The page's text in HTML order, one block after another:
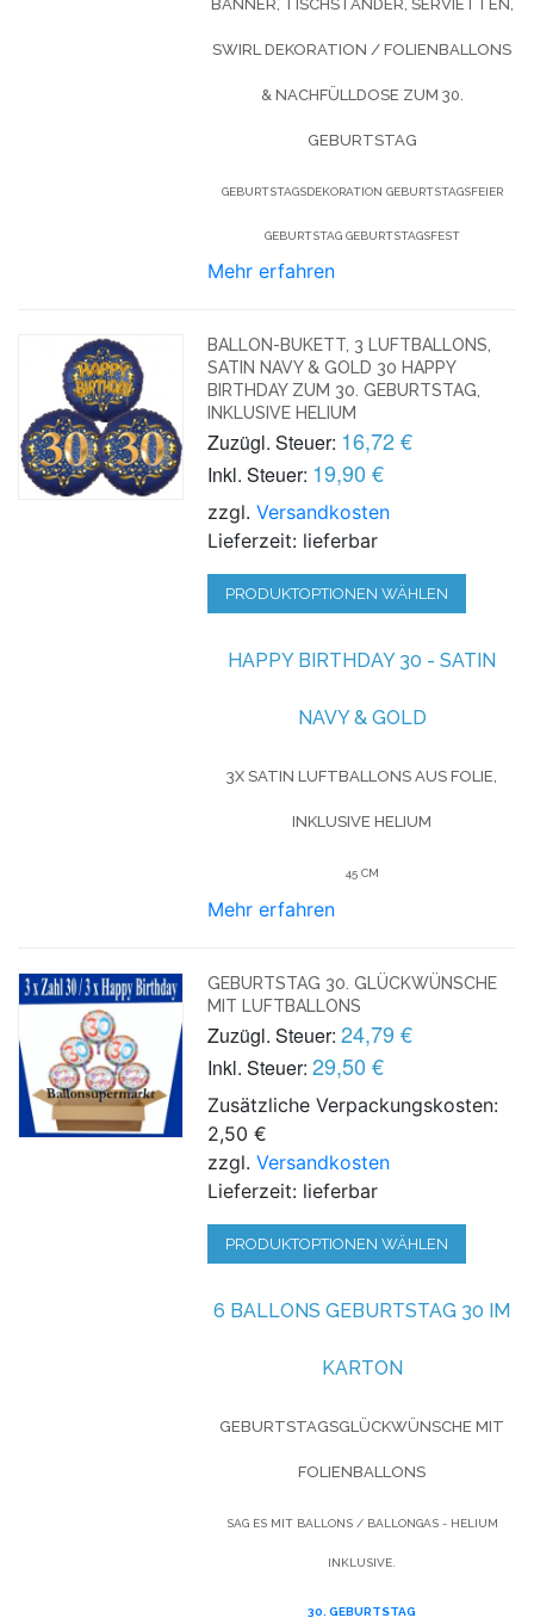
BANNER, TISCHSTÄNDER, SERVIETTEN,
SWIRL DEKORATION / FOLIENBALLONS
& NACHFÜLLDOSE ZUM 30.
GEBURTSTAG
GEBURTSTAGSDEKORATION GEBURTSTAGSFEIER
GEBURTSTAG GEBURTSTAGSFEST
Mehr erfahren
BALLON-BUKETT, 3 LUFTBALLONS,
SATIN NAVY & GOLD 30 HAPPY
BIRTHDAY ZUM 30. GEBURTSTAG,
INKLUSIVE HELIUM
Zuzügl. Steuer: 16,72 €
Inkl. Steuer: 19,90 €
zzgl.Versandkosten
Lieferzeit: lieferbar
PRODUKTOPTIONEN WÄHLEN
HAPPY BIRTHDAY 30 - SATIN
NAVY & GOLD
3X SATIN LUFTBALLONS AUS FOLIE,
INKLUSIVE HELIUM
45 CM
Mehr erfahren
GEBURTSTAG 30. GLÜCKWÜNSCHE
MIT LUFTBALLONS
Zuzügl. Steuer: 24,79 €
Inkl. Steuer: 29,50 €
Zusätzliche Verpackungskosten:
2,50 €
zzgl.Versandkosten
Lieferzeit: lieferbar
PRODUKTOPTIONEN WÄHLEN
6 BALLONS GEBURTSTAG 30 IM
KARTON
GEBURTSTAGSGLÜCKWÜNSCHE MIT
FOLIENBALLONS
SAG ES MIT BALLONS / BALLONGAS - HELIUM
INKLUSIVE.
30. GEBURTSTAG